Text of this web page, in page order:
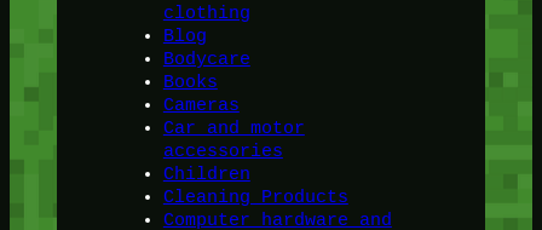
clothing
Blog
Bodycare
Books
Cameras
Car and motor
accessories
Children
Cleaning Products
Computer hardware and